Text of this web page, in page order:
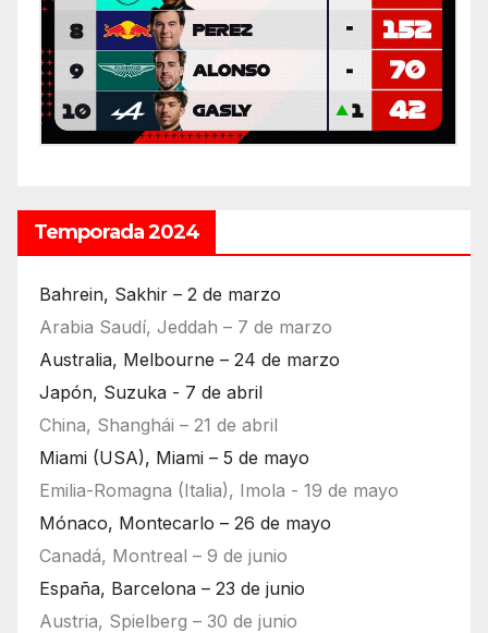
Temporada 2024
Bahrein, Sakhir – 2 de marzo
Arabia Saudí, Jeddah – 7 de marzo
Australia, Melbourne – 24 de marzo
Japón, Suzuka - 7 de abril
China, Shanghái – 21 de abril
Miami (USA), Miami – 5 de mayo
Emilia-Romagna (Italia), Imola - 19 de mayo
Mónaco, Montecarlo – 26 de mayo
Canadá, Montreal – 9 de junio
España, Barcelona – 23 de junio
Austria, Spielberg – 30 de junio